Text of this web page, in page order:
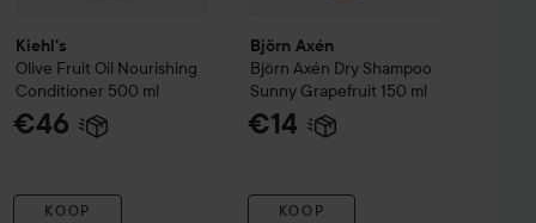
Kiehl's
Olive Fruit Oil Nourishing
Conditioner 500 ml
€46
KOOP
Björn Axén
Björn Axén Dry Shampoo
Sunny Grapefruit 150 ml
€14
KOOP